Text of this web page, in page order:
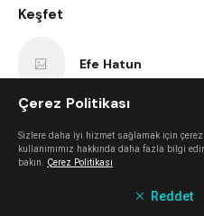
Keşfet
Efe Hatun
Ege Üniversitesi
TÜRSAK Vakfı
Çerez Politikası
Sizlere daha iyi hizmet sağlamak için
kullanımımız hakkında daha fazla bilgi
bakın. Çerez Politikası
Reddet